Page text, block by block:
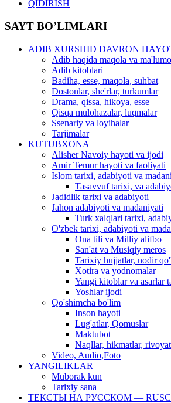
QIDIRISH
SAYT BO’LIMLARI
ADIB XURSHID DAVRON
Adib haqida maqola va
Adib kitoblari
Badiha, esse, maqola, suhbat
Dostonlar, she'rlar, turkumlar
Drama, qissa, hikoya, esse
Qisqa mulohazalar, luqmalar
Ssenariy va loyihalar
Tarjimalar
KUTUBXONA
Alisher Navoiy hayoti va ijodi
Amir Temur hayoti va faoliyati
Islom tarixi, adabiyoti va
Tasavvuf tarixi, va
Jadidlik tarixi va adabiyoti
Jahon adabiyoti va madaniyati
Turk xalqlari tarixi,
O'zbek tarixi, adabiyoti va
Ona tili va Milliy alifbo
San'at va Musiqiy meros
Tarixiy hujjatlar, nodir
Xotira va yodnomalar
Yangi kitoblar va asarlar
Yoshlar ijodi
Qo'shimcha bo'lim
Inson hayoti
Lug'atlar, Qomuslar
Maktubot
Naqllar, hikmatlar,
Video, Audio,Foto
YANGILIKLAR
Muborak kun
Tarixiy sana
ТЕКСТЫ НА РУССКОМ —